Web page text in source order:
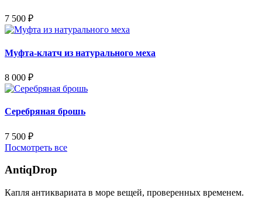
7 500 ₽
Муфта-клатч из натурального меха
8 000 ₽
Серебряная брошь
7 500 ₽
Посмотреть все
AntiqDrop
Капля антиквариата в море вещей, проверенных временем.